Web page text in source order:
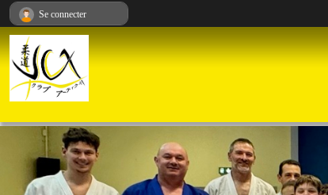
Se connecter
Panneau de gestion des cookies